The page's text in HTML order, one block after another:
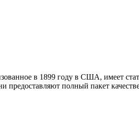
в 1899 году в США, имеет
полный пакет